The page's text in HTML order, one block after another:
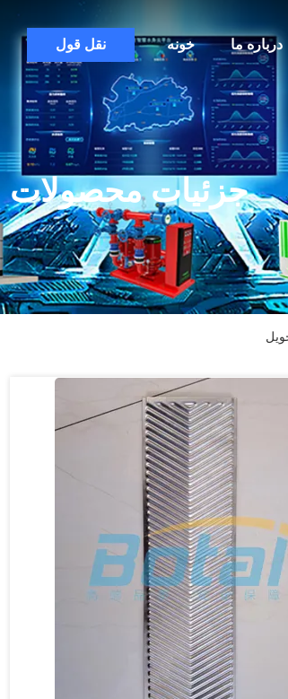
خونه درباره ما نقل قول
جزئیات محصولات